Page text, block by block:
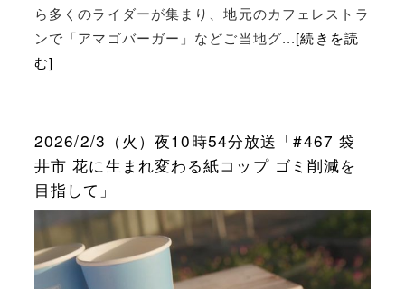
ら多くのライダーが集まり、地元のカフェレストラ
ンで「アマゴバーガー」などご当地グ...[続きを読
む]
2026/2/3（火）夜10時54分放送「#467 袋
井市 花に生まれ変わる紙コップ ゴミ削減を
目指して」